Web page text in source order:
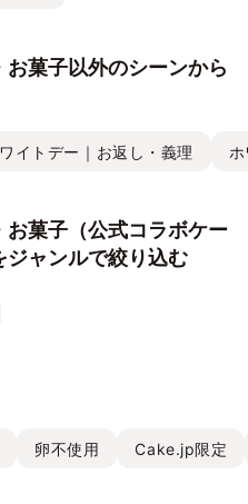
菓子以外のシーンから
イトデー｜お返し・義理
菓子（公式コラボケー
ジャンルで絞り込む
卵不使用 Cake.jp限定